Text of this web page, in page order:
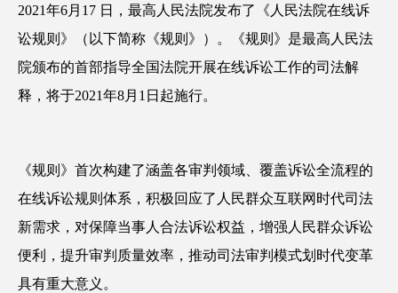
2021年6月17 日，最高人民法院发布了《人民法院在线诉
讼规则》（以下简称《规则》）。《规则》是最高人民法
院颁布的首部指导全国法院开展在线诉讼工作的司法解
释，将于2021年8月1日起施行。
《规则》首次构建了涵盖各审判领域、覆盖诉讼全流程的
在线诉讼规则体系，积极回应了人民群众互联网时代司法
新需求，对保障当事人合法诉讼权益，增强人民群众诉讼
便利，提升审判质量效率，推动司法审判模式划时代变革
具有重大意义。